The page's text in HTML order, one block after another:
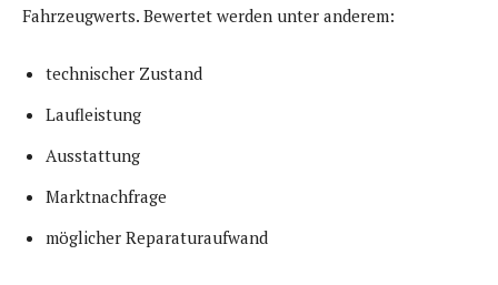
Fahrzeugwerts. Bewertet werden unter anderem:
technischer Zustand
Laufleistung
Ausstattung
Marktnachfrage
möglicher Reparaturaufwand